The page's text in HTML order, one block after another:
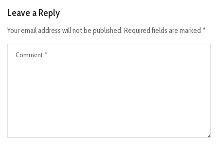
Leave a Reply
Your email address will not be published. Required fields are marked *